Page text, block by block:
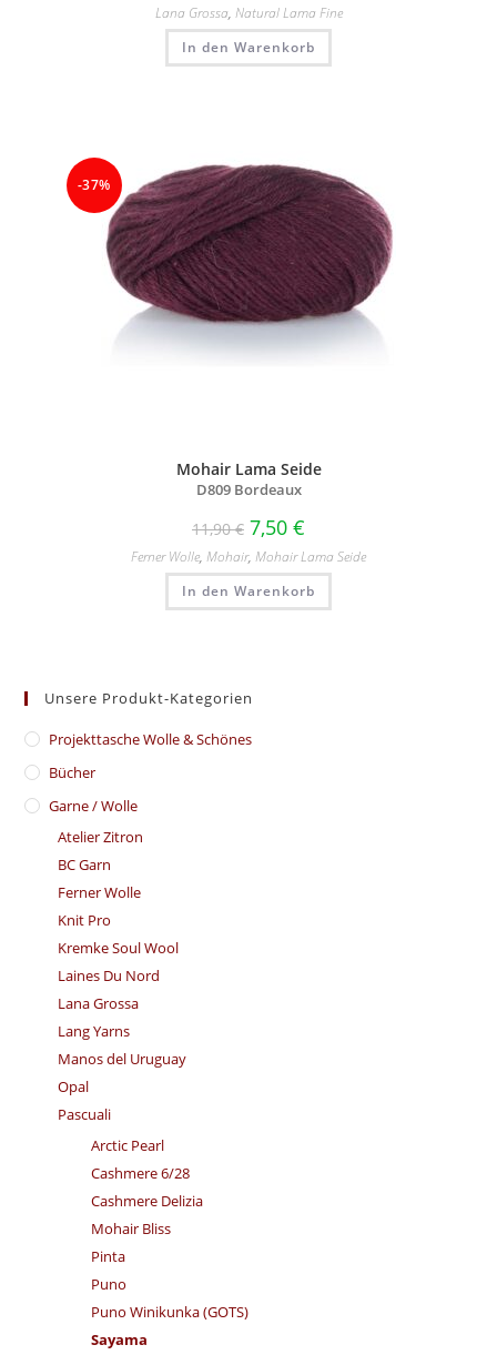
Lana Grossa, Natural Lama Fine
In den Warenkorb
-37%
Mohair Lama Seide
D809 Bordeaux
11,90€ 7,50 €
Ferner Wolle, Mohair, Mohair Lama Seide
In den Warenkorb
Unsere Produkt-Kategorien
​Projekttasche Wolle & Schönes
Bücher
Garne / Wolle
Atelier Zitron
BC Garn
Ferner Wolle
Knit Pro
Kremke Soul Wool
Laines Du Nord
Lana Grossa
Lang Yarns
Manos del Uruguay
Opal
Pascuali
Arctic Pearl
Cashmere 6/28
Cashmere Delizia
Mohair Bliss
Pinta
Puno
Puno Winikunka (GOTS)
Sayama